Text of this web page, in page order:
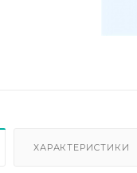
ХАРАКТЕРИСТИКИ